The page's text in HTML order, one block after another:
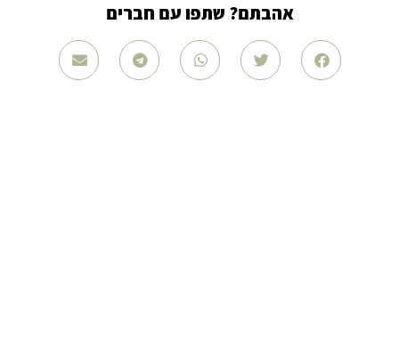
אהבתם? שתפו עם חברים